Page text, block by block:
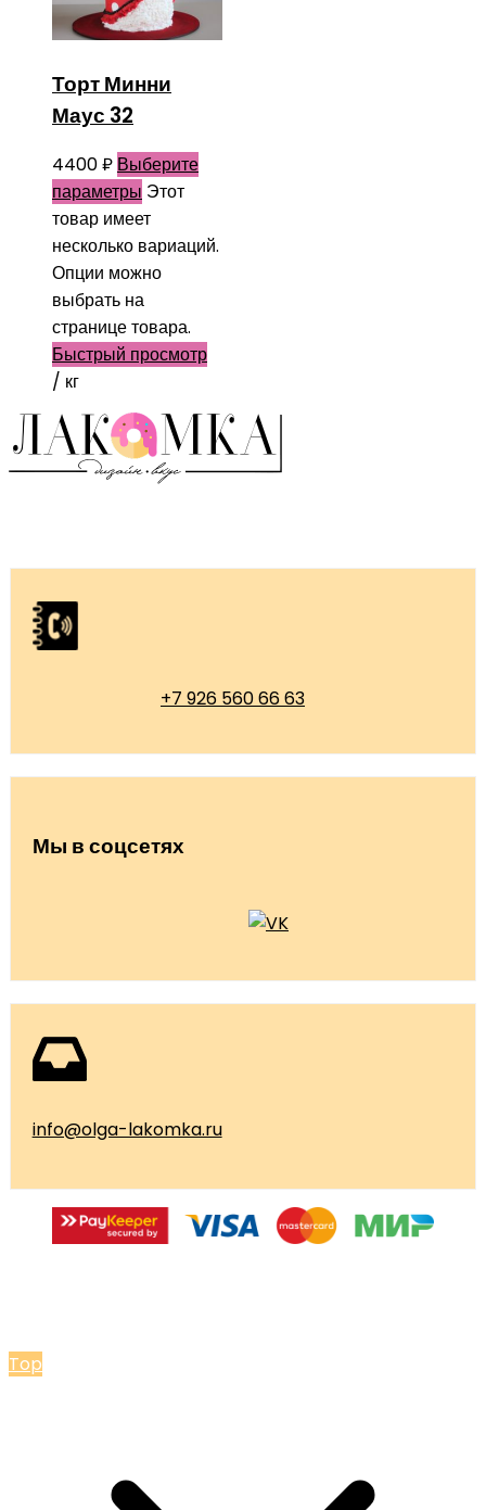
Торт Минни
Маус 32
4400₽ Выберите
параметры Этот
товар имеет
несколько вариаций.
Опции можно
выбрать на
странице товара.
Быстрый просмотр
/ кг
+7 926 560 66 63
Мы в соцсетях
info@olga-lakomka.ru
Top